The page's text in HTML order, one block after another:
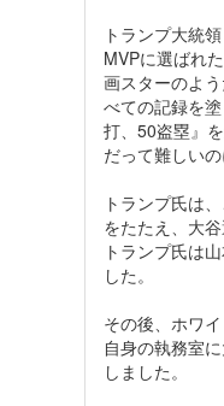
トランプ大統
MVPに選ばれ
画スターのよ
べての記録を
打、50盗塁』
だって難しいの
トランプ氏は
をたたえ、大
トランプ氏は
した。
その後、ホワ
自身の執務室
しました。